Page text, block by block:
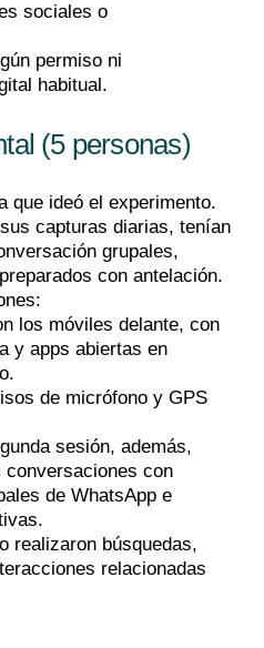
sociales o
permiso ni
habitual.
(5 personas)
que ideó el experimento.
capturas diarias, tenían
grupales,
con antelación.
los móviles delante, con
y apps abiertas en
de micrófono y GPS
sesión, además,
conversaciones con
de WhatsApp e
realizaron búsquedas,
relacionadas